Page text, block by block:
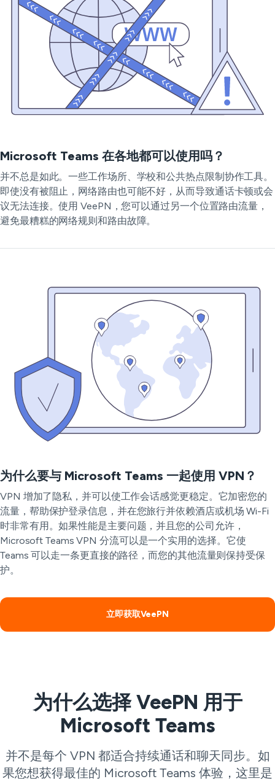
Microsoft Teams 在各地都可以使用吗？
并不总是如此。一些工作场所、学校和公共热点限制协作工具。
即使没有被阻止，网络路由也可能不好，从而导致通话卡顿或会
议无法连接。使用 VeePN，您可以通过另一个位置路由流量，
避免最糟糕的网络规则和路由故障。
为什么要与 Microsoft Teams 一起使用 VPN？
VPN 增加了隐私，并可以使工作会话感觉更稳定。它加密您的
流量，帮助保护登录信息，并在您旅行并依赖酒店或机场 Wi-Fi
时非常有用。如果性能是主要问题，并且您的公司允许，
Microsoft Teams VPN 分流可以是一个实用的选择。它使
Teams 可以走一条更直接的路径，而您的其他流量则保持受保
护。
立即获取VeePN
为什么选择 VeePN 用于
Microsoft Teams
并不是每个 VPN 都适合持续通话和聊天同步。如
果您想获得最佳的 Microsoft Teams 体验，这里是